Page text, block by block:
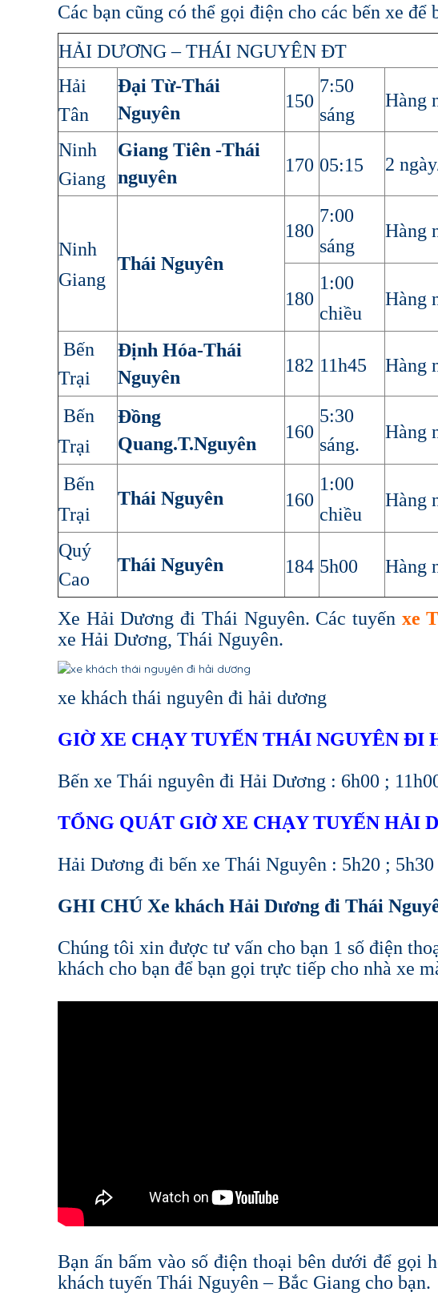
Các bạn cũng có thể gọi điện cho các bến xe
HẢI DƯƠNG – THÁI NGUYÊN ĐT
Hải
Tân
Đại Từ-Thái
Nguyên
150
7:50
sáng
Hàng
Ninh
Giang
Giang Tiên -Thái
nguyên
170 05:15 2
Ninh
Giang
Thái Nguyên
180
7:00
sáng
Hàng
180
1:00
chiều
Hàng
Bến
Trại
Định Hóa-Thái
Nguyên
182 11h45 Hàng
Bến
Trại
Đồng
Quang.T.Nguyên
160
5:30
sáng.
Hàng
Bến
Trại
Thái Nguyên 160
1:00
chiều
Hàng
Quý
Cao
Thái Nguyên 184 5h00 Hàng
Xe Hải Dương đi Thái Nguyên. Các tuyến xe
xe Hải Dương, Thái Nguyên.
xe khách thái nguyên đi hải dương
GIỜ XE CHẠY TUYẾN THÁI NGUYÊN ĐI
Bến xe Thái nguyên đi Hải Dương : 6h00 ;
TỔNG QUÁT GIỜ XE CHẠY TUYẾN HẢI
Hải Dương đi bến xe Thái Nguyên : 5h20 ;
GHI CHÚ Xe khách Hải Dương đi Thái
Chúng tôi xin được tư vấn cho bạn 1 số điện
khách cho bạn để bạn gọi trực tiếp cho nhà xe
Bạn ấn bấm vào số điện thoại bên dưới để gọi
khách tuyến Thái Nguyên – Bắc Giang cho bạn.